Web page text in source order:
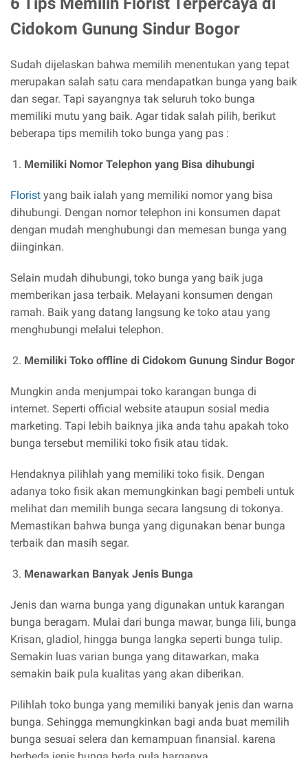
Cidokom Gunung Sindur Bogor
Sudah dijelaskan bahwa memilih menentukan yang tepat
merupakan salah satu cara mendapatkan bunga yang baik
dan segar. Tapi sayangnya tak seluruh toko bunga
memiliki mutu yang baik. Agar tidak salah pilih, berikut
beberapa tips memilih toko bunga yang pas :
Memiliki Nomor Telephon yang Bisa dihubungi
Florist yang baik ialah yang memiliki nomor yang bisa
dihubungi. Dengan nomor telephon ini konsumen dapat
dengan mudah menghubungi dan memesan bunga yang
diinginkan.
Selain mudah dihubungi, toko bunga yang baik juga
memberikan jasa terbaik. Melayani konsumen dengan
ramah. Baik yang datang langsung ke toko atau yang
menghubungi melalui telephon.
Memiliki Toko offline di Cidokom Gunung Sindur Bogor
Mungkin anda menjumpai toko karangan bunga di
internet. Seperti official website ataupun sosial media
marketing. Tapi lebih baiknya jika anda tahu apakah toko
bunga tersebut memiliki toko fisik atau tidak.
Hendaknya pilihlah yang memiliki toko fisik. Dengan
adanya toko fisik akan memungkinkan bagi pembeli untuk
melihat dan memilih bunga secara langsung di tokonya.
Memastikan bahwa bunga yang digunakan benar bunga
terbaik dan masih segar.
Menawarkan Banyak Jenis Bunga
Jenis dan warna bunga yang digunakan untuk karangan
bunga beragam. Mulai dari bunga mawar, bunga lili, bunga
Krisan, gladiol, hingga bunga langka seperti bunga tulip.
Semakin luas varian bunga yang ditawarkan, maka
semakin baik pula kualitas yang akan diberikan.
Pilihlah toko bunga yang memiliki banyak jenis dan warna
bunga. Sehingga memungkinkan bagi anda buat memilih
bunga sesuai selera dan kemampuan finansial. karena